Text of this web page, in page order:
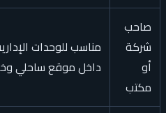
صاحب
شركة
أو
مكتب
مناسب للوحدات
داخل موقع ساحلي